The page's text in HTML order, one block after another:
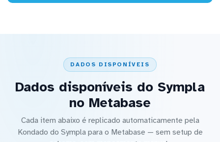
DADOS DISPONÍVEIS
Dados disponíveis do Sympla
no Metabase
Cada item abaixo é replicado automaticamente pela
Kondado do Sympla para o Metabase — sem setup de